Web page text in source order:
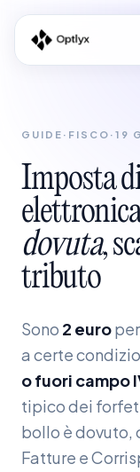
GUIDE · FISCO · 19
Imposta
dovuta,
tributo
Sono 2 euro
a certe
o fuori campo
tipico dei
bollo è dovuto,
Fatture e